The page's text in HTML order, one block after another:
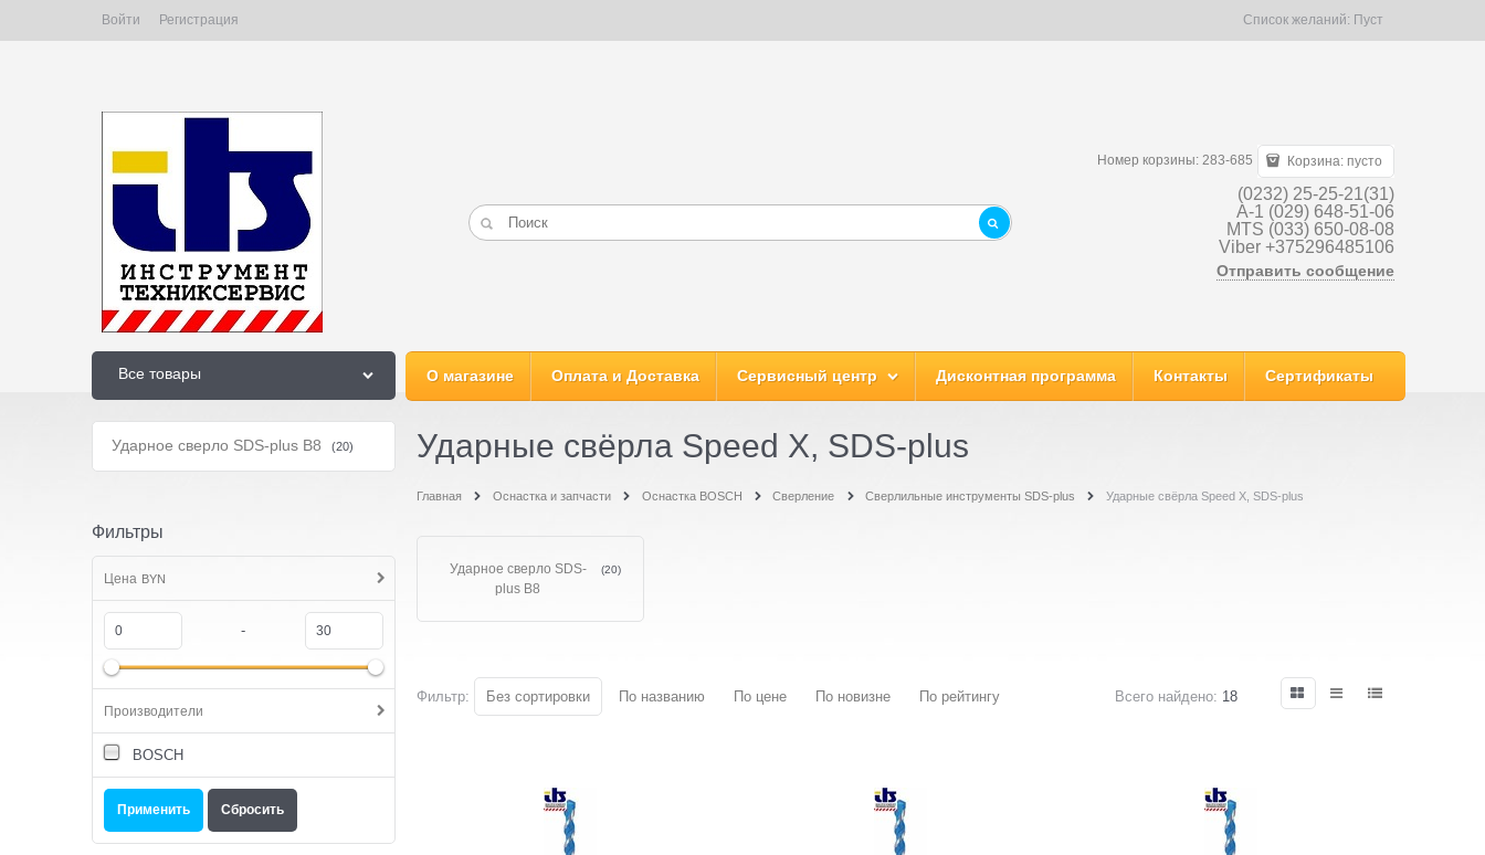
Войти Регистрация Список желаний: Пуст
Номер корзины: 283-685 Корзина: пусто
(0232) 25-25-21(31)
A-1 (029) 648-51-06
MTS (033) 650-08-08
Viber +375296485106
Отправить сообщение
Все товары О магазине Оплата и Доставка Сервисный центр Дисконтная программа Контакты Сертификаты
Ударное сверло SDS-plus B8 (20)
Фильтры
Цена BYN
-
Производители
BOSCH
Ударные свёрла Speed X, SDS-plus
Главная Оснастка и запчасти Оснастка BOSCH Сверление Сверлильные инструменты SDS-plus Ударные свёрла Speed X, SDS-plus
Ударное сверло SDS-
plus B8
(20)
Фильтр: Без сортировки По названию По цене По новизне По рейтингу Всего найдено: 18